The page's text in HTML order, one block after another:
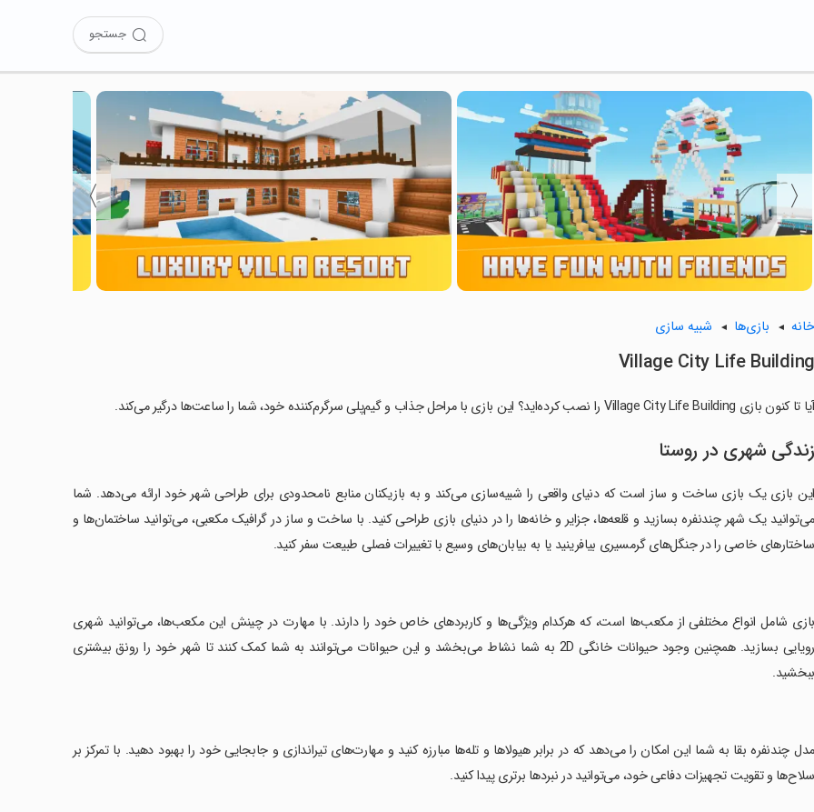
جستجو
〈
〉
خانه بازی‌ها شبیه سازی
Village City Life Building
آیا تا کنون بازی Village City Life Building را نصب کرده‌اید؟ این بازی با مراحل جذاب و گیم‌پلی سرگرم‌کننده خود، شما را ساعت‌ها درگیر می‌کند.
زندگی شهری در روستا
این بازی یک بازی ساخت و ساز است که دنیای واقعی را شبیه‌سازی می‌کند و به بازیکنان منابع نامحدودی برای طراحی شهر خود ارائه می‌دهد. شما
می‌توانید یک شهر چندنفره بسازید و قلعه‌ها، جزایر و خانه‌ها را در دنیای بازی طراحی کنید. با ساخت و ساز در گرافیک مکعبی، می‌توانید ساختمان‌ها و
ساختارهای خاصی را در جنگل‌های گرمسیری بیافرینید یا به بیابان‌های وسیع با تغییرات فصلی طبیعت سفر کنید.
‏بازی شامل انواع مختلفی از مکعب‌ها است، که هرکدام ویژگی‌ها و کاربردهای خاص خود را دارند. با مهارت در چینش این مکعب‌ها، می‌توانید شهری
رویایی بسازید. همچنین وجود حیوانات خانگی 2D به شما نشاط می‌بخشد و این حیوانات می‌توانند به شما کمک کنند تا شهر خود را رونق بیشتری
ببخشید.
‏مدل چندنفره بقا به شما این امکان را می‌دهد که در برابر هیولاها و تله‌ها مبارزه کنید و مهارت‌های تیراندازی و جابجایی خود را بهبود دهید. با تمرکز بر
سلاح‌ها و تقویت تجهیزات دفاعی خود، می‌توانید در نبردها برتری پیدا کنید.